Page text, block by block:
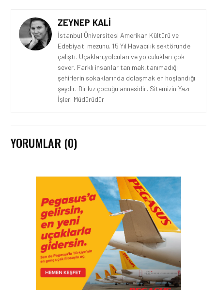
ZEYNEP KALI
İstanbul Üniversitesi Amerikan Kültürü ve
Edebiyatı mezunu. 15 Yıl Havacılık sektöründe
çalıştı. Uçakları,yolcuları ve yolculukları çok
sever. Farklı insanlar tanımak,tanımadığı
şehirlerin sokaklarında dolaşmak en hoşlandığı
şeydir. Bir kız çocuğu annesidir. Sitemizin Yazı
İşleri Müdürüdür
YORUMLAR (0)
HAVACILIK • 08 AĞU 2026
TÜRK HAVA YOLLARI’NIN
STRATEJIK DÖNÜŞÜM
HIKAYESI: YIRMIBIRINCI
YÜZYIL GÖKTÜRKLERI
HAVACILIK • 06 AĞU 2026
HITIT BILIŞIM 500’DE
SEKTÖREL YAZILIM
BIRINCISI